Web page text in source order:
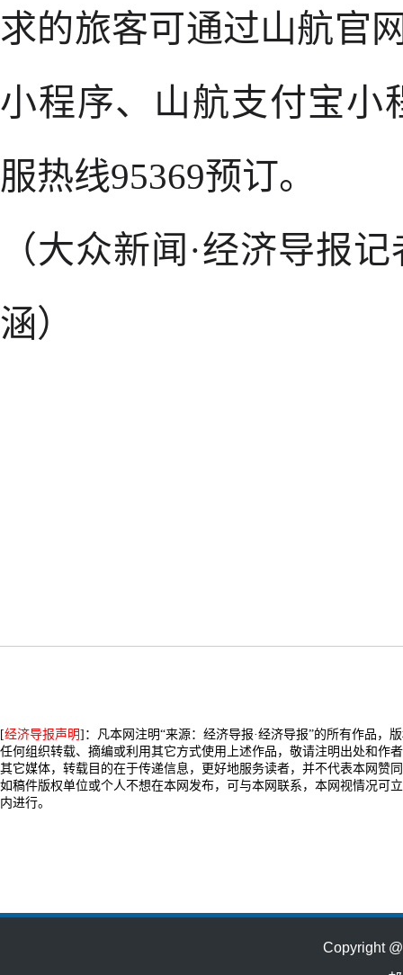
求的旅客可通过山航官
小程序、山航支付宝小
服热线95369预订。
（大众新闻·经济导报
涵）
[经济导报声明]：凡本网注明“来源：经济导报·经济导报”的所有作品，
任何组织转载、摘编或利用其它方式使用上述作品，敬请注明出处和作
其它媒体，转载目的在于传递信息，更好地服务读者，并不代表本网赞
如稿件版权单位或个人不想在本网发布，可与本网联系，本网视情况可
内进行。
Copyright